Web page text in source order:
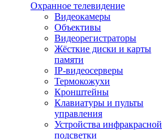
Охранное телевидение
Видеокамеры
Объективы
Видеорегистраторы
Жёсткие диски и карты
памяти
IP-видеосерверы
Термокожухи
Кронштейны
Клавиатуры и пульты
управления
Устройства инфракрасной
подсветки